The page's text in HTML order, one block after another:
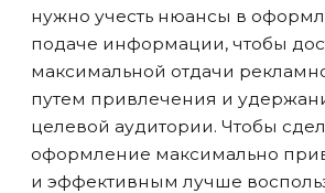
нужно учесть нюансы в
подаче информации, чтобы
максимальной отдачи
путем привлечения и
целевой аудитории. Чтобы
оформление максимально
и эффективным лучше